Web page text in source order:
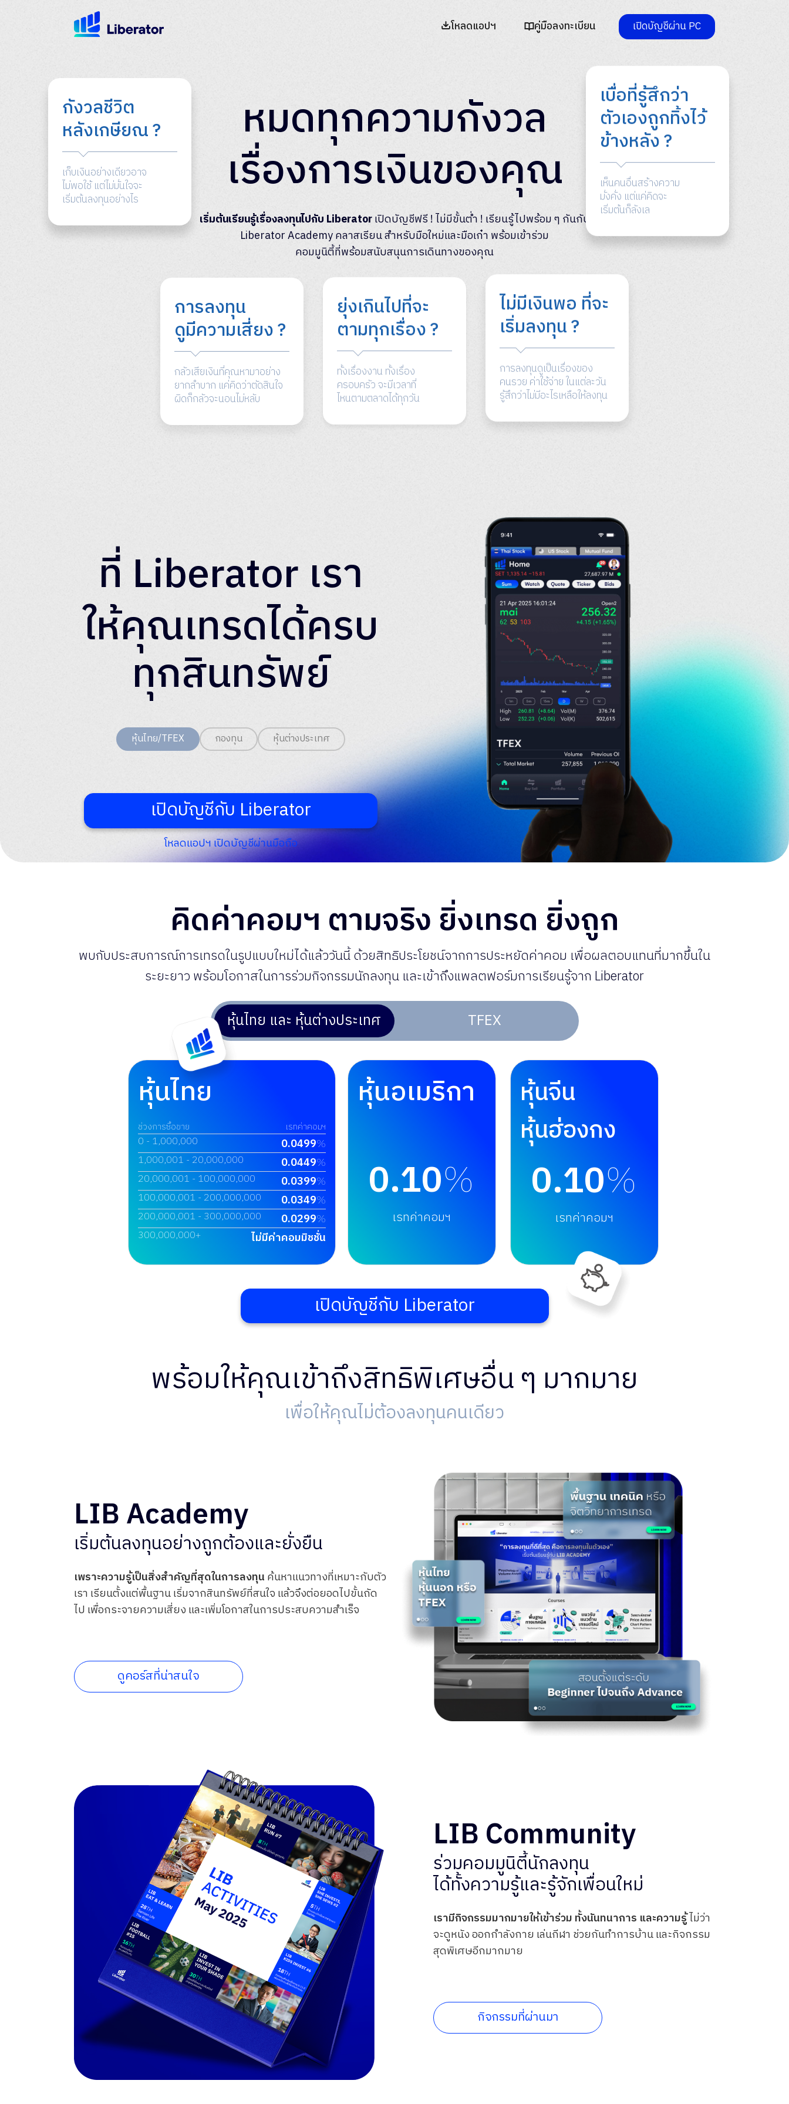
โหลดแอปฯ คู่มือลงทะเบียน เปิดบัญชีผ่าน PC
หมดทุกความกังวล
เรื่องการเงินของคุณ
เริ่มต้นเรียนรู้เรื่องลงทุนไปกับ Liberatorเปิดบัญชีฟรี ! ไม่มีขั้นต่ำ ! เรียนรู้ไปพร้อม ๆ กันกับ
Liberator Academy คลาสเรียน สำหรับมือใหม่และมือเก๋า พร้อมเข้าร่วม
คอมมูนิตี้ที่พร้อมสนับสนุนการเดินทางของคุณ
กังวลชีวิต
หลังเกษียณ ?
เก็บเงินอย่างเดียวอาจ
ไม่พอใช้ แต่ไม่มั่นใจจะ
เริ่มต้นลงทุนอย่างไร
การลงทุน
ดูมีความเสี่ยง ?
กลัวเสียเงินที่คุณหามาอย่าง
ยากลำบาก แค่คิดว่าตัดสินใจ
ผิดก็กลัวจะนอนไม่หลับ
ยุ่งเกินไปที่จะ
ตามทุกเรื่อง ?
ทั้งเรื่องงาน ทั้งเรื่อง
ครอบครัว จะมีเวลาที่
ไหนตามตลาดได้ทุกวัน
ไม่มีเงินพอ ที่จะ
เริ่มลงทุน ?
การลงทุนดูเป็นเรื่องของ
คนรวย ค่าใช้จ่าย ในแต่ละวัน
รู้สึกว่าไม่มีอะไรเหลือให้ลงทุน
เบื่อที่รู้สึกว่า
ตัวเองถูกทิ้งไว้
ข้างหลัง ?
เห็นคนอื่นสร้างความ
มั่งคั่ง แต่แค่คิดจะ
เริ่มต้นก็ลังเล
ที่ Liberator เรา
ให้คุณเทรดได้ครบ
ทุกสินทรัพย์
หุ้นไทย/TFEX กองทุน หุ้นต่างประเทศ
เปิดบัญชีกับ Liberator
โหลดแอปฯ เปิดบัญชีผ่านมือถือ
คิดค่าคอมฯ ตามจริง ยิ่งเทรด ยิ่งถูก
พบกับประสบการณ์การเทรดในรูปแบบใหม่ได้แล้ววันนี้ด้วยสิทธิประโยชน์จากการประหยัดค่าคอม เพื่อผลตอบแทนที่มากขึ้นใน
ระยะยาวพร้อมโอกาสในการร่วมกิจกรรมนักลงทุน และเข้าถึงแพลตฟอร์มการเรียนรู้จาก Liberator
หุ้นไทย และ หุ้นต่างประเทศ TFEX
หุ้นไทย
ช่วงการซื้อขาย เรทค่าคอมฯ
0 - 1,000,000 0.0499%
1,000,001 - 20,000,000 0.0449%
20,000,001 - 100,000,000 0.0399%
100,000,001 - 200,000,000 0.0349%
200,000,001 - 300,000,000 0.0299%
300,000,000+ ไม่มีค่าคอมมิชชั่น
หุ้นอเมริกา
0.10%
เรทค่าคอมฯ
หุ้นจีน
หุ้นฮ่องกง
0.10%
เรทค่าคอมฯ
เปิดบัญชีกับ Liberator
พร้อมให้คุณเข้าถึงสิทธิพิเศษอื่น ๆ มากมาย
เพื่อให้คุณไม่ต้องลงทุนคนเดียว
LIB Academy
เริ่มต้นลงทุนอย่างถูกต้องและยั่งยืน
เพราะความรู้เป็นสิ่งสำคัญที่สุดในการลงทุน ค้นหาแนวทางที่เหมาะกับตัว
เรา เรียนตั้งแต่พื้นฐานเริ่มจากสินทรัพย์ที่สนใจ แล้วจึงต่อยอดไปขั้นถัด
ไป เพื่อกระจายความเสี่ยง และเพิ่มโอกาสในการประสบความสำเร็จ
ดูคอร์สที่น่าสนใจ
LIB Community
ร่วมคอมมูนิตี้นักลงทุน
ได้ทั้งความรู้และรู้จักเพื่อนใหม่
เรามีกิจกรรมมากมายให้เข้าร่วม ทั้งนันทนาการ และความรู้ไม่ว่า
จะดูหนัง ออกกำลังกาย เล่นกีฬา ช่วยกันทำการบ้าน และกิจกรรม
สุดพิเศษอีกมากมาย
กิจกรรมที่ผ่านมา